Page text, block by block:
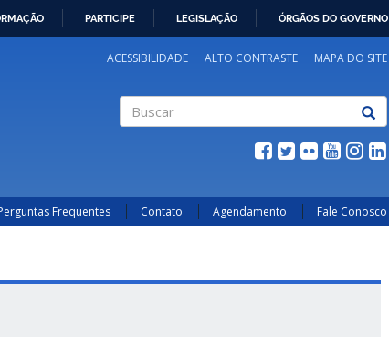
PARTICIPE LEGISLAÇÃO ÓRGÃOS DO GOVERNO
ACESSIBILIDADE ALTO CONTRASTE MAPA DO SITE
Frequentes Contato Agendamento Fale Conosco